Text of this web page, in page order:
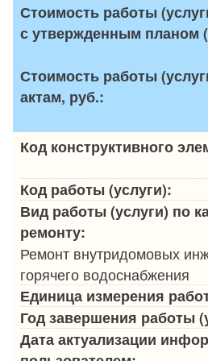
Стоимость работы
с утвержденным планом
Стоимость работы
актам, руб.:
Код конструктивного
Код работы (услуги):
Вид работы (услуги) по
ремонту:
Ремонт внутридомовых
горячего водоснабжения
Единица измерения
Год завершения работы
Дата актуализации